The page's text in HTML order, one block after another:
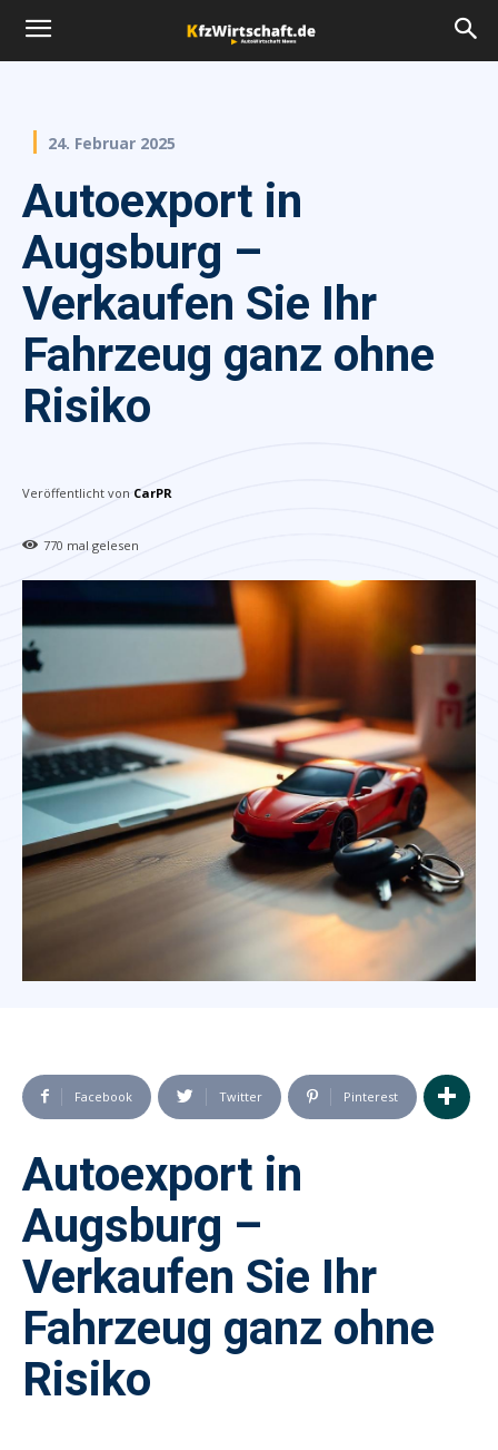
24. Februar 2025
Autoexport in
Augsburg –
Verkaufen Sie Ihr
Fahrzeug ganz ohne
Risiko
Veröffentlicht von CarPR
770 mal gelesen
Facebook Twitter Pinterest
Autoexport in
Augsburg –
Verkaufen Sie Ihr
Fahrzeug ganz ohne
Risiko